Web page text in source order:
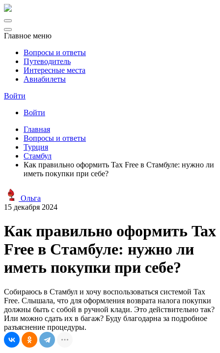
Главное меню
Вопросы и ответы
Путеводитель
Интересные места
Авиабилеты
Войти
Войти
Главная
Вопросы и ответы
Турция
Стамбул
Как правильно оформить Tax Free в Стамбуле: нужно ли
иметь покупки при себе?
Ольга
15 декабря 2024
Как правильно оформить Tax
Free в Стамбуле: нужно ли
иметь покупки при себе?
Собираюсь в Стамбул и хочу воспользоваться системой Tax
Free. Слышала, что для оформления возврата налога покупки
должны быть с собой в ручной клади. Это действительно так?
Или можно сдать их в багаж? Буду благодарна за подробное
разъяснение процедуры.